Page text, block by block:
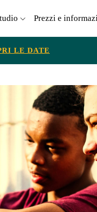
Prezzi e
LE DATE